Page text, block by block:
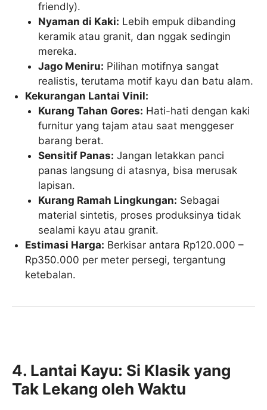
friendly).
Nyaman di Kaki: Lebih empuk dibanding
keramik atau granit, dan nggak sedingin
mereka.
Jago Meniru: Pilihan motifnya sangat
realistis, terutama motif kayu dan batu alam.
Kekurangan Lantai Vinil:
Kurang Tahan Gores: Hati-hati dengan kaki
furnitur yang tajam atau saat menggeser
barang berat.
Sensitif Panas: Jangan letakkan panci
panas langsung di atasnya, bisa merusak
lapisan.
Kurang Ramah Lingkungan: Sebagai
material sintetis, proses produksinya tidak
sealami kayu atau granit.
Estimasi Harga: Berkisar antara Rp120.000 –
Rp350.000 per meter persegi, tergantung
ketebalan.
4. Lantai Kayu: Si Klasik yang
Tak Lekang oleh Waktu